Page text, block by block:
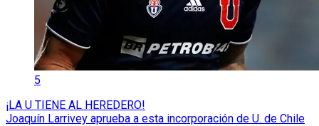
5
¡LA U TIENE AL HEREDERO!
Joaquín Larrivey aprueba a esta incorporación de U. de Chile